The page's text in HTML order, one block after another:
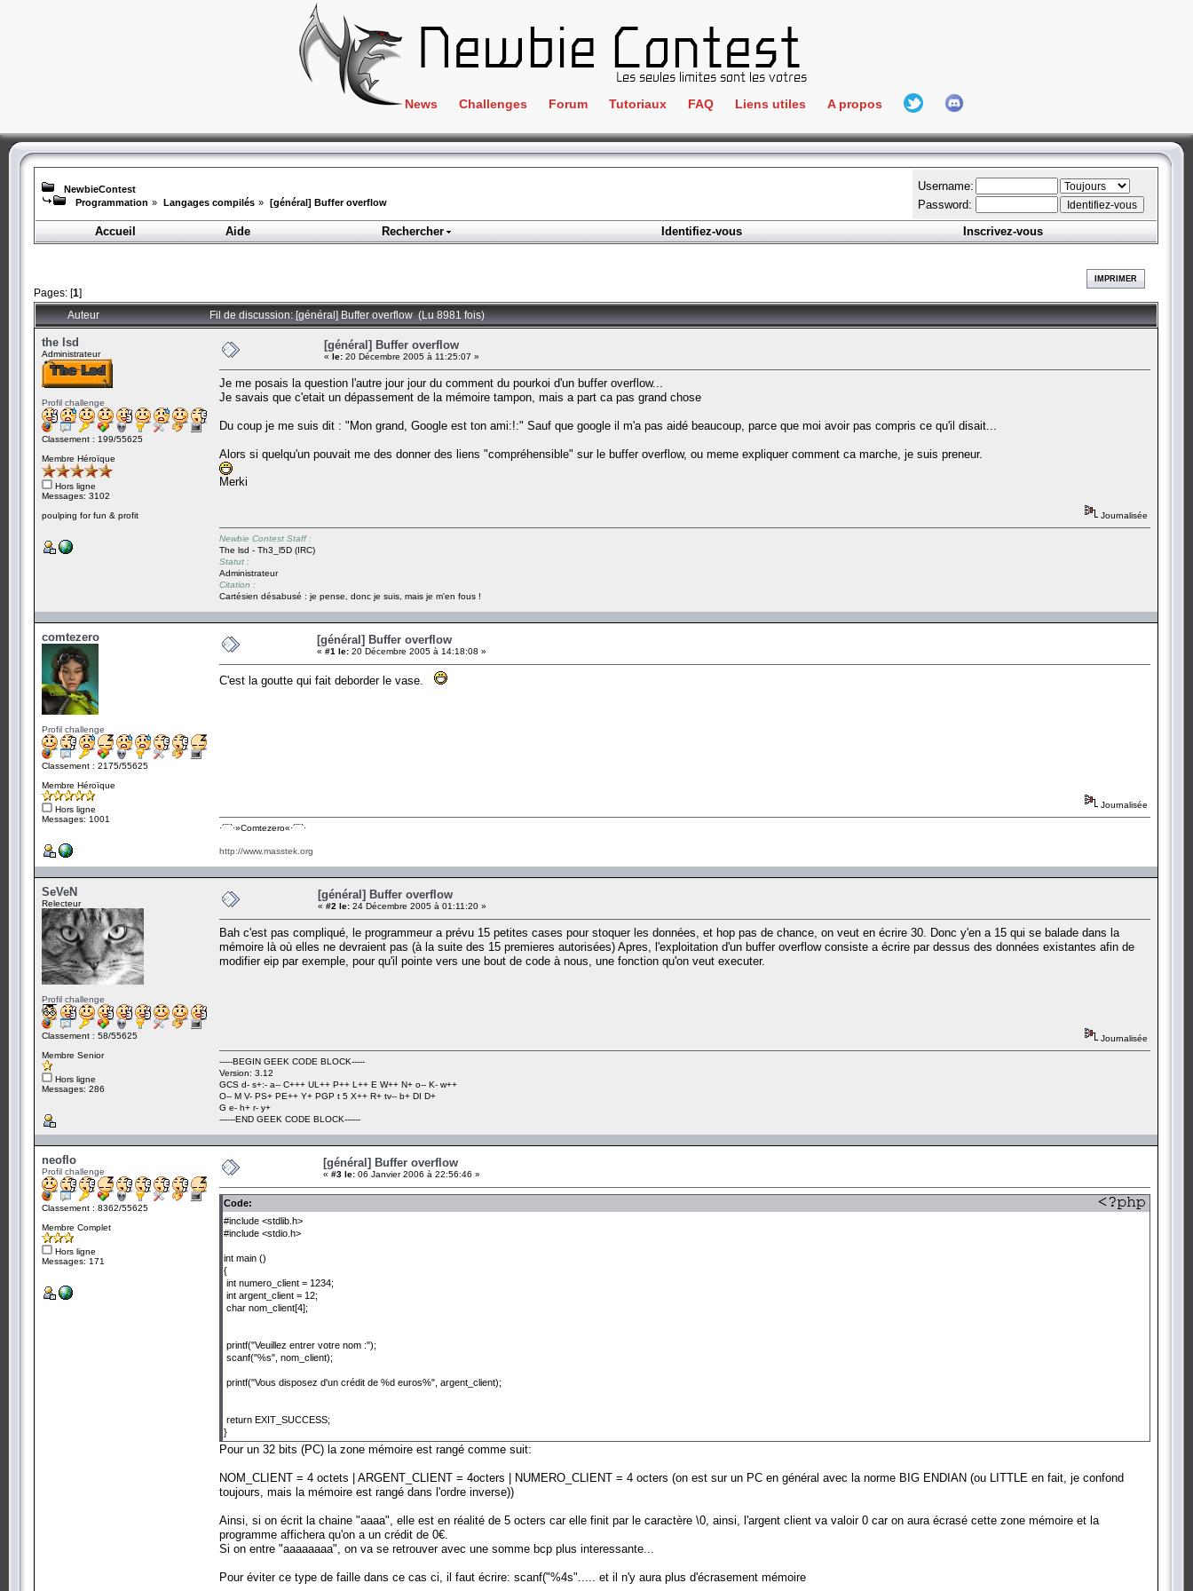
News Challenges
Crackme
ClientSide
Forensics
Programmation
Wargame
Tous les challenges
Forum Tutoriaux FAQ Liens utiles
IRC
Newbie Connect
Partenaires
Goodies
L'incubateur
A propos
L'équipe
Hall Of Fame
NewbieContest
Programmation » Langages compilés » [général] Buffer overflow
Username:
Password:
Accueil
Aide Rechercher Identifiez-vous Inscrivez-vous
Pages: [1]
IMPRIMER
Auteur Fil de discussion: [général] Buffer overflow (Lu 8981 fois)
the lsd
Administrateur
Profil challenge
Classement : 199/55625
Membre Héroïque
Hors ligne
Messages: 3102
poulping for fun & profit
[général] Buffer overflow
« le: 20 Décembre 2005 à 11:25:07 »
Je me posais la question l'autre jour jour du comment du pourkoi d'un buffer overflow...
Je savais que c'etait un dépassement de la mémoire tampon, mais a part ca pas grand chose
Du coup je me suis dit : "Mon grand, Google est ton ami:!:" Sauf que google il m'a pas aidé beaucoup, parce que moi avoir pas compris ce qu'il disait...
Alors si quelqu'un pouvait me des donner des liens "compréhensible" sur le buffer overflow, ou meme expliquer comment ca marche, je suis preneur.
Merki
Journalisée
Newbie Contest Staff :
The lsd - Th3_l5D (IRC)
Statut :
Administrateur
Citation :
Cartésien désabusé : je pense, donc je suis, mais je m'en fous !
comtezero
Profil challenge
Classement : 2175/55625
Membre Héroïque
Hors ligne
Messages: 1001
[général] Buffer overflow
« #1 le: 20 Décembre 2005 à 14:18:08 »
C'est la goutte qui fait deborder le vase.
Journalisée
·´¯`·­»Comtezero«­·´¯`·
http://www.masstek.org
SeVeN
Relecteur
Profil challenge
Classement : 58/55625
Membre Senior
Hors ligne
Messages: 286
[général] Buffer overflow
« #2 le: 24 Décembre 2005 à 01:11:20 »
Bah c'est pas compliqué, le programmeur a prévu 15 petites cases pour stoquer les données, et hop pas de chance, on veut en écrire 30. Donc y'en a 15 qui se balade dans la
mémoire là où elles ne devraient pas (à la suite des 15 premieres autorisées) Apres, l'exploitation d'un buffer overflow consiste a écrire par dessus des données existantes afin de
modifier eip par exemple, pour qu'il pointe vers une bout de code à nous, une fonction qu'on veut executer.
Journalisée
-----BEGIN GEEK CODE BLOCK-----
Version: 3.12
GCS d- s+:- a-- C+++ UL++ P++ L++ E W++ N+ o-- K- w++
O-- M V- PS+ PE++ Y+ PGP t 5 X++ R+ tv-- b+ DI D+
G e- h+ r- y+
------END GEEK CODE BLOCK------
neoflo
Profil challenge
Classement : 8362/55625
Membre Complet
Hors ligne
Messages: 171
[général] Buffer overflow
« #3 le: 06 Janvier 2006 à 22:56:46 »
Code:
#include <stdlib.h>
#include <stdio.h>
int main ()
{
int numero_client = 1234;
int argent_client = 12;
char nom_client[4];
printf("Veuillez entrer votre nom :");
scanf("%s", nom_client);
printf("Vous disposez d'un crédit de %d euros%", argent_client);
return EXIT_SUCCESS;
}
Pour un 32 bits (PC) la zone mémoire est rangé comme suit:
NOM_CLIENT = 4 octets | ARGENT_CLIENT = 4octers | NUMERO_CLIENT = 4 octers (on est sur un PC en général avec la norme BIG ENDIAN (ou LITTLE en fait, je confond
toujours, mais la mémoire est rangé dans l'ordre inverse))
Ainsi, si on écrit la chaine "aaaa", elle est en réalité de 5 octers car elle finit par le caractère \0, ainsi, l'argent client va valoir 0 car on aura écrasé cette zone mémoire et la
programme affichera qu'on a un crédit de 0€.
Si on entre "aaaaaaaa", on va se retrouver avec une somme bcp plus interessante...
Pour éviter ce type de faille dans ce cas ci, il faut écrire: scanf("%4s"..... et il n'y aura plus d'écrasement mémoire